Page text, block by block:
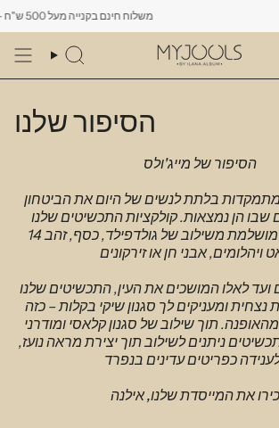
to
Search
משלוח חינם בקנייה מעל 500 ש"ח -------- רק עד יום שישי הקרוב לפחות 10% הנחה על כל העגילים
הסיפור שלנו
הסיפור של מייג'ולס
מתמקדות בלתת לנשים של היום את הביטחון
שבו הןנמצאות. קולקציות התכשיטים שלנו
משילוב של גולדפילד, כסף,
זהב 14
ויהלומים, אבני חן או זירקונים
ועד לאלו המושכים את העין, התכשיטים שלנו
נצחית ומעניקים לך סגנון שיקי בקלות – כזה
תוך שילוב של סגנון קלאסי ומודרני
ניתנים לשילוב תוך יצירתמראה נועז,
כפריטיםעדינים בנפרד
את המייסדת שלנו, אילנה